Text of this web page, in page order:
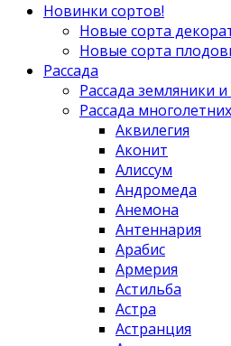
Новинки сортов!
Новые сорта
Новые сорта
Рассада
Рассада земляники
Рассада
Аквилегия
Аконит
Алиссум
Андромеда
Анемона
Антеннария
Арабис
Армерия
Астильба
Астра
Астранция